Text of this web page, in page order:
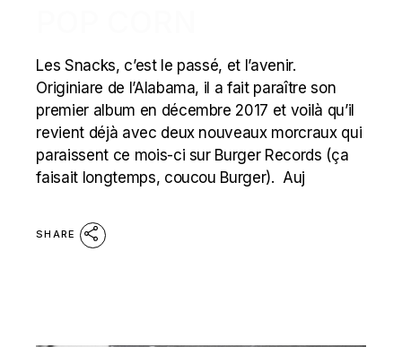
Les Snacks, c’est le passé, et l’avenir.
Originiare de l’Alabama, il a fait paraître son
premier album en décembre 2017 et voilà qu’il
revient déjà avec deux nouveaux morcraux qui
paraissent ce mois-ci sur Burger Records (ça
faisait longtemps, coucou Burger). Auj
SHARE